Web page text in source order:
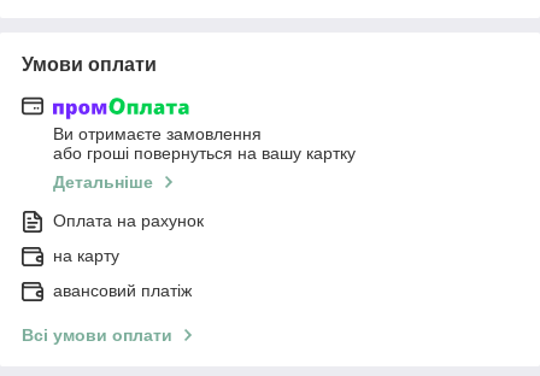
Умови оплати
Ви отримаєте замовлення
або гроші повернуться на вашу картку
Детальніше
Оплата на рахунок
на карту
авансовий платіж
Всі умови оплати